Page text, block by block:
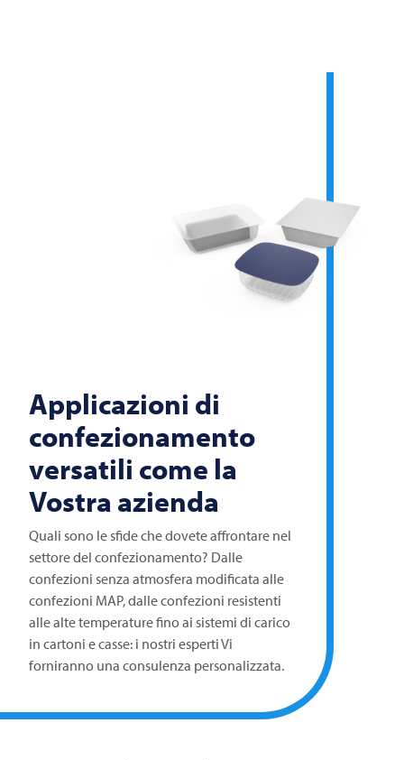
Applicazioni di
confezionamento
versatili come la
Vostra azienda
Quali sono le sfide che dovete affrontare nel
settore del confezionamento? Dalle
confezioni senza atmosfera modificata alle
confezioni MAP, dalle confezioni resistenti
alle alte temperature fino ai sistemi di carico
in cartoni e casse: i nostri esperti Vi
forniranno una consulenza personalizzata.